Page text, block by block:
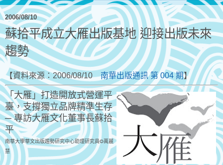
2006/08/10
蘇拾平成立大雁出版基地 迎接出版未來
趨勢
【資料來源：2006/08/10南華出版通訊 第 004 期】
「大雁」打造開放式營運平
臺，支撐獨立品牌精準生存
─ 專訪大雁文化董事長蘇拾
平
南華大學華文出版趨勢研究中心助理研究員◎萬麗
慧